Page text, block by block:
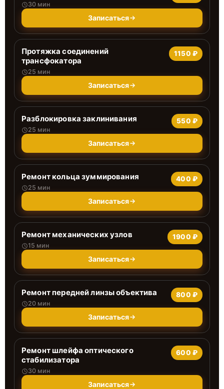
30 мин
Записаться
Протяжка соединений
трансфокатора
25 мин
1150 ₽
Записаться
Разблокировка заклинивания
25 мин
550 ₽
Записаться
Ремонт кольца зуммирования
25 мин
400 ₽
Записаться
Ремонт механических узлов
15 мин
1900 ₽
Записаться
Ремонт передней линзы объектива
20 мин
800 ₽
Записаться
Ремонт шлейфа оптического
стабилизатора
30 мин
600 ₽
Записаться